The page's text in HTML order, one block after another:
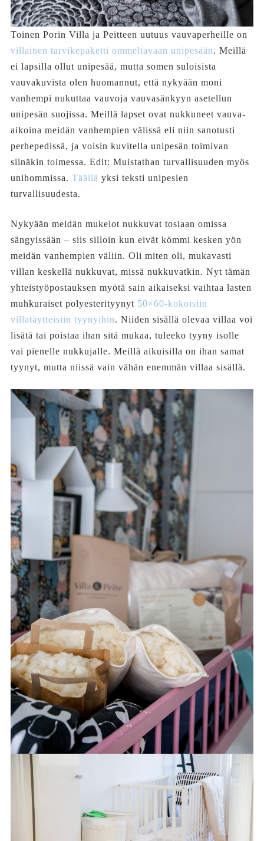
Toinen Porin Villa ja Peitteen uutuus vauvaperheille on
villainen tarvikepaketti ommeltavaan unipesään. Meillä
ei lapsilla ollut unipesää, mutta somen suloisista
vauvakuvista olen huomannut, että nykyään moni
vanhempi nukuttaa vauvoja vauvasänkyyn asetellun
unipesän suojissa. Meillä lapset ovat nukkuneet vauva-
aikoina meidän vanhempien välissä eli niin sanotusti
perhepedissä, ja voisin kuvitella unipesän toimivan
siinäkin toimessa. Edit: Muistathan turvallisuuden myös
unihommissa. Täällä yksi teksti unipesien
turvallisuudesta.
Nykyään meidän mukelot nukkuvat tosiaan omissa
sängyissään – siis silloin kun eivät kömmi kesken yön
meidän vanhempien väliin. Oli miten oli, mukavasti
villan keskellä nukkuvat, missä nukkuvatkin. Nyt tämän
yhteistyöpostauksen myötä sain aikaiseksi vaihtaa lasten
muhkuraiset polyesterityynyt 50×60-kokoisiin
villatäytteisiin tyynyihin. Niiden sisällä olevaa villaa voi
lisätä tai poistaa ihan sitä mukaa, tuleeko tyyny isolle
vai pienelle nukkujalle. Meillä aikuisilla on ihan samat
tyynyt, mutta niissä vain vähän enemmän villaa sisällä.